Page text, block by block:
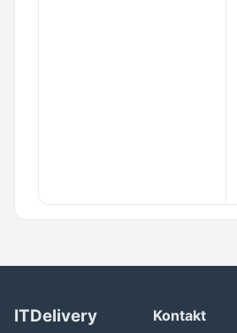
ITDelivery
Kontakt